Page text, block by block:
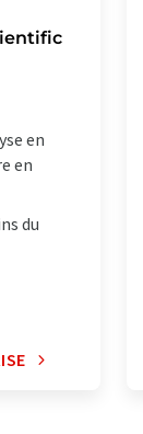
en
en
du